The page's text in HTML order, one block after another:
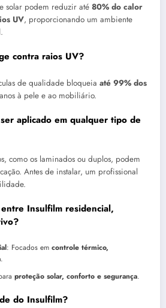
solar podem reduzir até 80% do calor
UV, proporcionando um ambiente
contra raios UV?
de qualidade bloqueia até 99% dos
à pele e ao mobiliário.
aplicado em qualquer tipo de
como os laminados ou duplos, podem
Antes de instalar, um profissional
Insulfilm residencial,
: Focados em controle térmico,
.
proteção solar, conforto e segurança.
do Insulfilm?